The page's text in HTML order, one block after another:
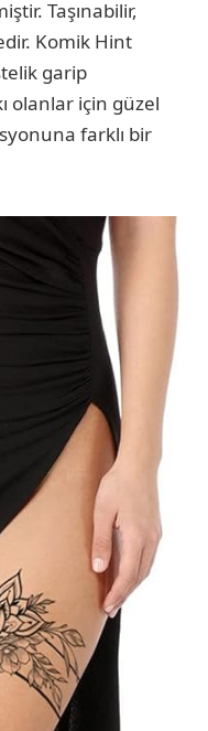
Taşınabilir,
Komik Hint
garip
olanlar için güzel
farklı bir